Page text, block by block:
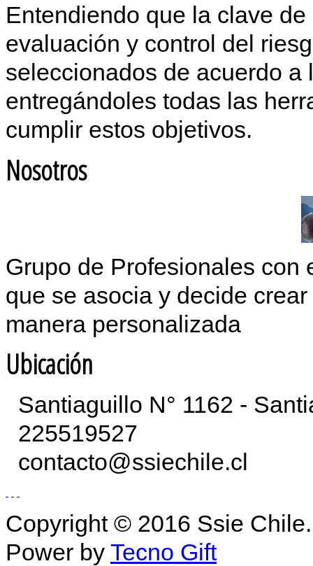
Entendiendo que la clave
evaluación y control del
seleccionados de acuerdo
entregándoles todas las
cumplir estos objetivos.
Nosotros
Grupo de Profesionales con
que se asocia y decide
manera personalizada
Ubicación
Santiaguillo N° 1162 -
225519527
contacto@ssiechile.cl
Copyright © 2016 Ssie Chile.
Power by Tecno Gift